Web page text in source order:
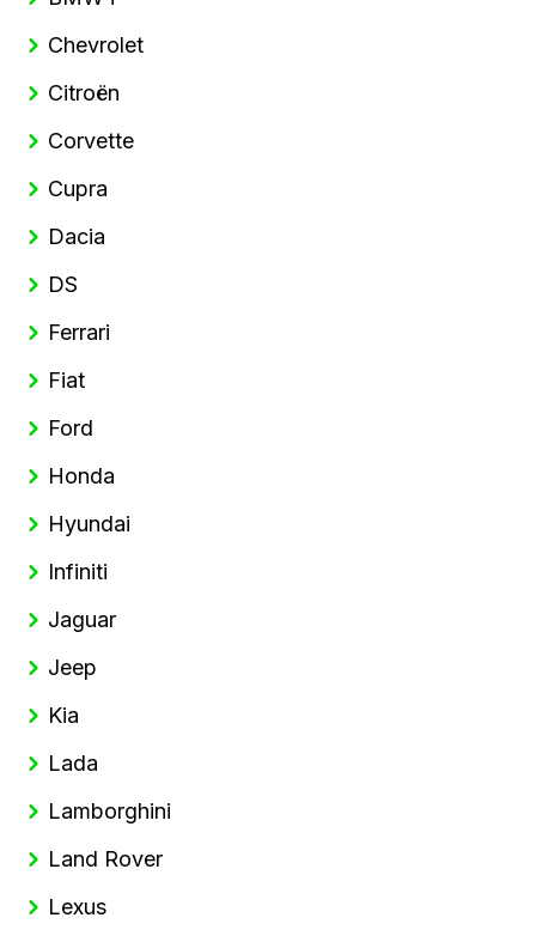
Chevrolet
Citroën
Corvette
Cupra
Dacia
DS
Ferrari
Fiat
Ford
Honda
Hyundai
Infiniti
Jaguar
Jeep
Kia
Lada
Lamborghini
Land Rover
Lexus